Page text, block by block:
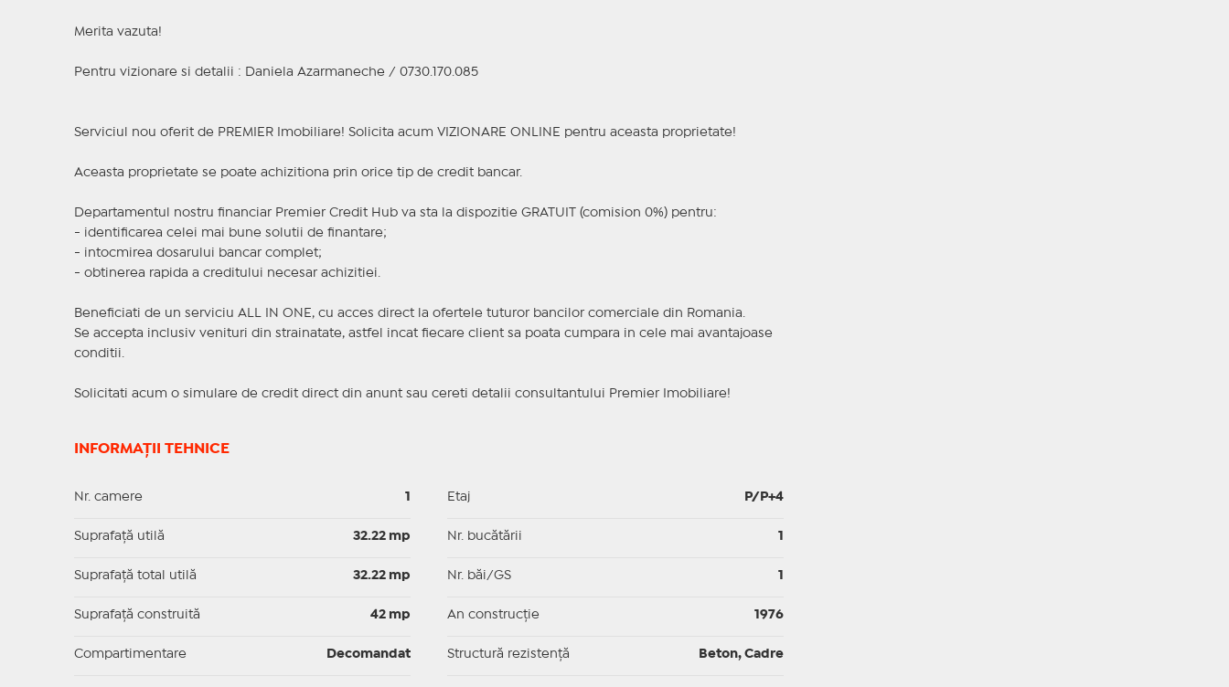
Merita vazuta!
Pentru vizionare si detalii : Daniela Azarmaneche / 0730.170.085
Serviciul nou oferit de PREMIER Imobiliare! Solicita acum VIZIONARE ONLINE pentru aceasta proprietate!
Aceasta proprietate se poate achizitiona prin orice tip de credit bancar.
Departamentul nostru financiar Premier Credit Hub va sta la dispozitie GRATUIT (comision 0%) pentru:
- identificarea celei mai bune solutii de finantare;
- intocmirea dosarului bancar complet;
- obtinerea rapida a creditului necesar achizitiei.
Beneficiati de un serviciu ALL IN ONE, cu acces direct la ofertele tuturor bancilor comerciale din Romania.
Se accepta inclusiv venituri din strainatate, astfel incat fiecare client sa poata cumpara in cele mai avantajoase
conditii.
Solicitati acum o simulare de credit direct din anunt sau cereti detalii consultantului Premier Imobiliare!
INFORMAȚII TEHNICE
Nr. camere
Suprafaţă utilă 32.22 mp
Suprafaţă total utilă 32.22 mp
Suprafaţă construită 42 mp
Compartimentare Decomandat
Etaj P/P+4
Nr. bucătării
Nr. băi/GS
An construcție 1976
Structură rezistență Beton, Cadre